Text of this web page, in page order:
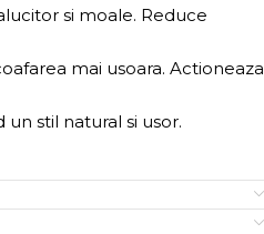
si moale. Reduce
mai usoara. Actioneaza
stil natural si usor.